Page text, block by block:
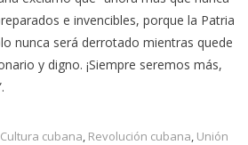
e invencibles, porque la Patria
nunca será derrotado mientras quede
y digno. ¡Siempre seremos más,
Cultura cubana Revolución cubana Unión